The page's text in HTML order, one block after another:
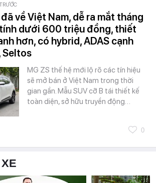
về Việt Nam, dễ ra mắt tháng
dưới 600 triệu đồng, thiết
hơn, có hybrid, ADAS cạnh
Seltos
MG ZS thế hệ mới lộ rõ các tín hiệu
sẽ mở bán ở Việt Nam trong thời
gian gần. Mẫu SUV cỡ B tái thiết kế
toàn diện, sở hữu truyền động…
0